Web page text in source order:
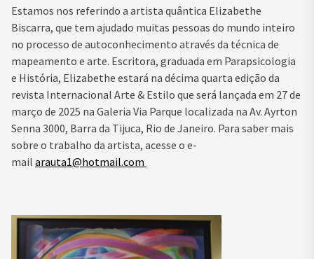
Estamos nos referindo a artista quântica Elizabethe
Biscarra, que tem ajudado muitas pessoas do mundo inteiro
no processo de autoconhecimento através da técnica de
mapeamento e arte. Escritora, graduada em Parapsicologia
e História, Elizabethe estará na décima quarta edição da
revista Internacional Arte & Estilo que será lançada em 27 de
março de 2025 na Galeria Via Parque localizada na Av. Ayrton
Senna 3000, Barra da Tijuca, Rio de Janeiro. Para saber mais
sobre o trabalho da artista, acesse o e-
mail arauta1@hotmail.com